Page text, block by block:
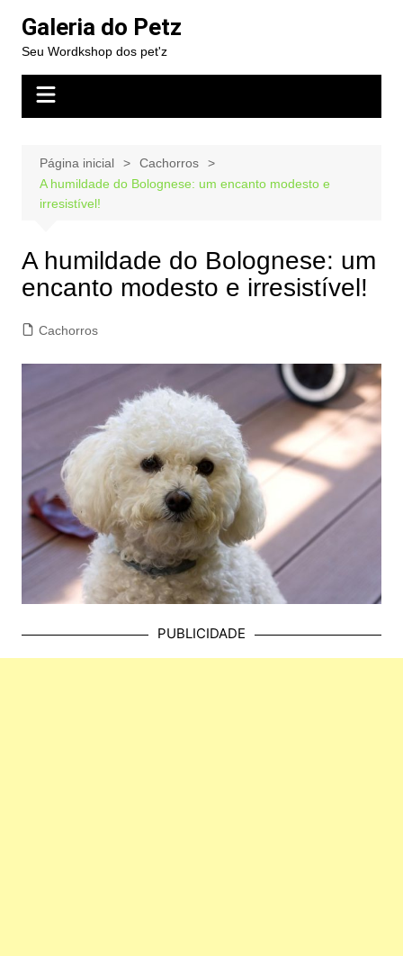
para
conteúdo
Galeria do Petz
Seu Wordkshop dos pet'z
Página inicial
Cachorros
A humildade do Bolognese: um encanto modesto e
irresistível!
A humildade do Bolognese: um
encanto modesto e irresistível!
Cachorros
PUBLICIDADE